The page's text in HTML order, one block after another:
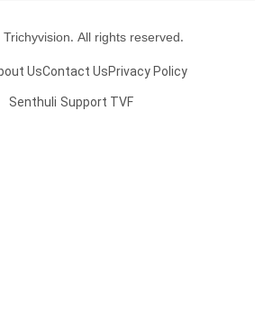
All rights reserved.
UsContact UsPrivacy Policy
Senthuli Support TVF